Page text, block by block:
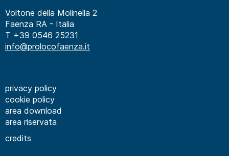
Voltone della Molinella 2
Faenza RA - Italia
T +39 0546 25231
info@prolocofaenza.it
privacy policy
cookie policy
area download
area riservata
credits